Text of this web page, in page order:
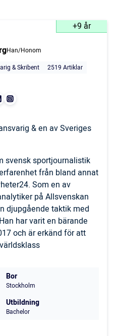
+9 år
Han/Honom
& Skribent
2519 Artiklar
& en av Sveriges
svensk sportjournalistik
från bland annat
Som en av
på Allsvenskan
djupgående taktik med
har varit en bärande
och är erkänd för att
Bor
Stockholm
Utbildning
Bachelor